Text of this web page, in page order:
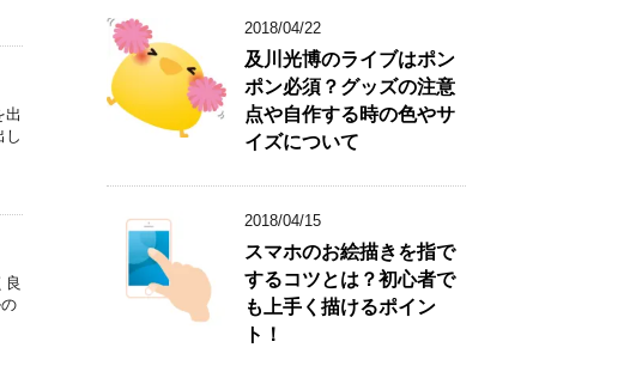
出
し
良
2018/04/22
及川光博のライブはポン
ポン必須？グッズの注意
点や自作する時の色やサ
イズについて
2018/04/15
スマホのお絵描きを指で
するコツとは？初心者で
も上手く描けるポイン
ト！